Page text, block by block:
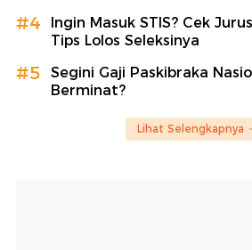
#4
Ingin Masuk STIS? Cek
Tips Lolos Seleksinya
#5
Segini Gaji Paskibraka
Berminat?
Lihat Selengkapnya